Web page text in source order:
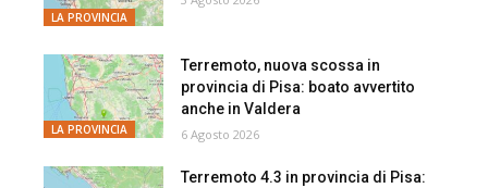
LA PROVINCIA
LA PROVINCIA
Terremoto, nuova scossa in
provincia di Pisa: boato avvertito
anche in Valdera
6 Agosto 2026
Terremoto 4.3 in provincia di Pisa: